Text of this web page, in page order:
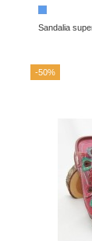
Azul
Sandalia
-50%